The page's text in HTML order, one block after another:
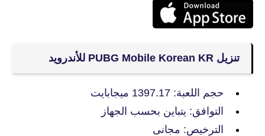
تنزيل PUBG Mobile Korean KR للأندرويد
حجم اللعبة: 1397.17 ميجابايت
التوافق: يتباين بحسب الجهاز
الترخيص: مجانى